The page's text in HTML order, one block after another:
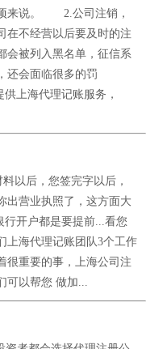
项来说。 2.公司注销，
在不经营以后要及时的注
会被列入黑名单，征信系
还会面临很多的罚
上海代理记账服务，
以后，您签完字以后，
出营业执照了，这方面大
开户都是要提前...看您
上海代理记账团队3个工作
重要的事，上海公司注
以帮您 做加...